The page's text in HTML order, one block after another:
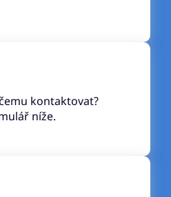
kontaktovat?
níže.